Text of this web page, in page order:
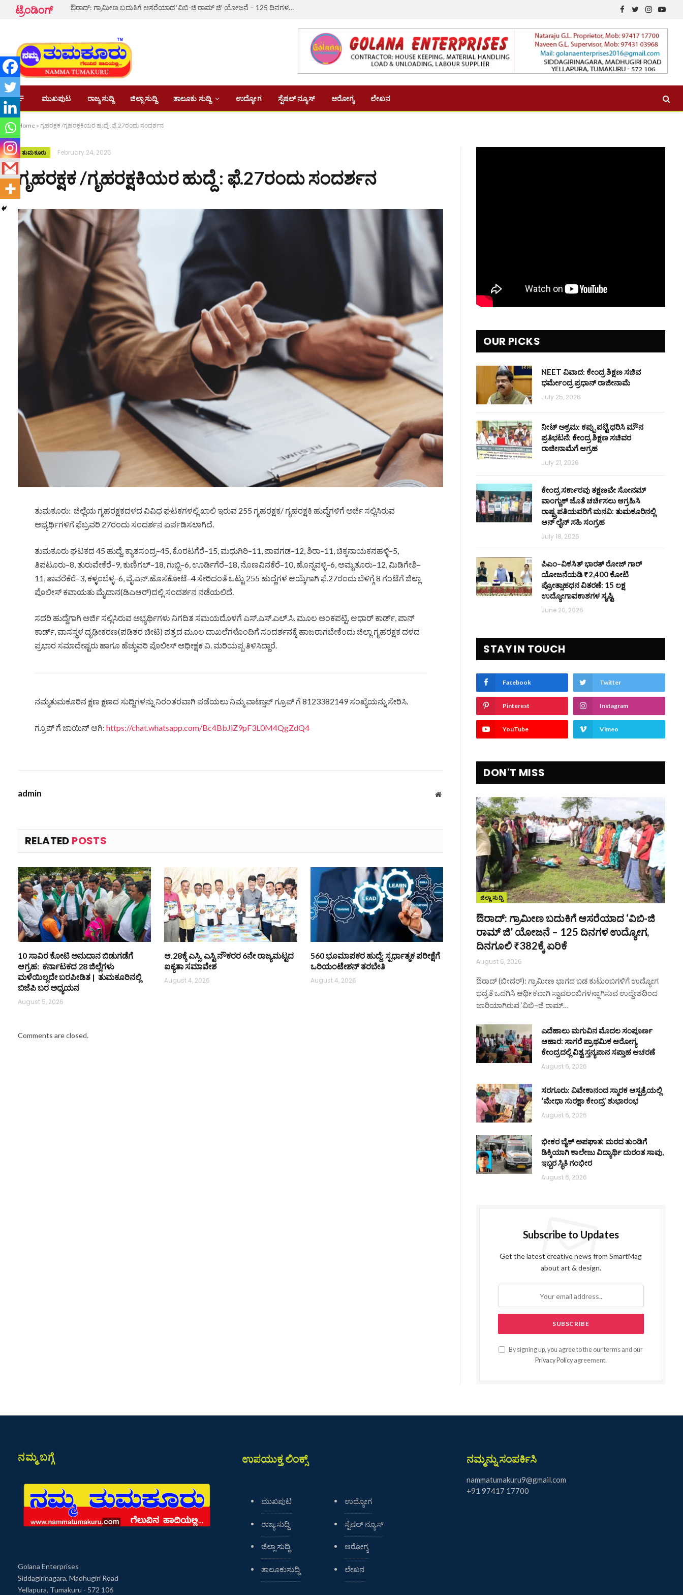
ಟ್ರೆಂಡಿಂಗ್ ಔರಾದ್: ಗ್ರಾಮೀಣ ಬದುಕಿಗೆ ಆಸರೆಯಾದ ‘ವಿಬಿ-ಜಿ ರಾಮ್ ಜಿ’ ಯೋಜನೆ – 125 ದಿನಗಳ ಉದ್ಯೋಗ, ದಿನಗೂಲಿ ₹382ಕ್ಕೆ ಏರಿಕೆ
Facebook
TwitterInstagram
ಮುಖಪುಟ ರಾಜ್ಯ ಸುದ್ದಿ ಜಿಲ್ಲಾ ಸುದ್ದಿ ತಾಲೂಕು ಸುದ್ದಿ ಉದ್ಯೋಗ ಸ್ಪೆಷಲ್ ನ್ಯೂಸ್ ಆರೋಗ್ಯ ಲೇಖನ
Home » ಗೃಹರಕ್ಷಕ /ಗೃಹರಕ್ಷಕಿಯರ ಹುದ್ದೆ : ಫೆ.27ರಂದು ಸಂದರ್ಶನ
ತುಮಕೂರು February 24, 2025
ಗೃಹರಕ್ಷಕ /ಗೃಹರಕ್ಷಕಿಯರ ಹುದ್ದೆ : ಫೆ.27ರಂದು ಸಂದರ್ಶನ
ತುಮಕೂರು: ಜಿಲ್ಲೆಯ ಗೃಹರಕ್ಷಕದಳದ ವಿವಿಧ ಘಟಕಗಳಲ್ಲಿ ಖಾಲಿ ಇರುವ 255 ಗೃಹರಕ್ಷಕ/ ಗೃಹರಕ್ಷಕಿ ಹುದ್ದೆಗಳಿಗೆ ಅರ್ಜಿ ಸಲ್ಲಿಸಿರುವ
ಅಭ್ಯರ್ಥಿಗಳಿಗೆ ಫೆಬ್ರವರಿ 27ರಂದು ಸಂದರ್ಶನ ಏರ್ಪಡಿಸಲಾಗಿದೆ.
ತುಮಕೂರು ಘಟಕದ 45 ಹುದ್ದೆ, ಕ್ಯಾತಸಂದ್ರ–45, ಕೊರಟಗೆರೆ–15, ಮಧುಗಿರಿ–11, ಪಾವಗಡ–12, ಶಿರಾ–11, ಚಿಕ್ಕನಾಯಕನಹಳ್ಳಿ–5,
ತಿಪಟೂರು–8, ತುರುವೇಕೆರೆ–9, ಕುಣಿಗಲ್–18, ಗುಬ್ಬಿ–6, ಊರ್ಡಿಗೆರೆ–18, ನೊಣವಿನಕೆರೆ–10, ಹೊನ್ನವಳ್ಳಿ–6, ಅಮೃತೂರು–12, ಮಿಡಿಗೇಶಿ–
11, ತಾವರೆಕೆರೆ–3, ಕಳ್ಳಂಬೆಳ್ಳ–6, ವೈ.ಎನ್.ಹೊಸಕೋಟೆ–4 ಸೇರಿದಂತೆ ಒಟ್ಟು 255 ಹುದ್ದೆಗಳ ಆಯ್ಕೆಗಾಗಿ ಫೆ.27ರಂದು ಬೆಳಿಗ್ಗೆ 8 ಗಂಟೆಗೆ ಜಿಲ್ಲಾ
ಪೊಲೀಸ್ ಕವಾಯತು ಮೈದಾನ(ಡಿಎಆರ್)ದಲ್ಲಿ ಸಂದರ್ಶನ ನಡೆಯಲಿದೆ.
ಸದರಿ ಹುದ್ದೆಗಾಗಿ ಅರ್ಜಿ ಸಲ್ಲಿಸಿರುವ ಅಭ್ಯರ್ಥಿಗಳು ನಿಗದಿತ ಸಮಯದೊಳಗೆ ಎಸ್.ಎಸ್.ಎಲ್.ಸಿ. ಮೂಲ ಅಂಕಪಟ್ಟಿ, ಆಧಾರ್ ಕಾರ್ಡ್, ಪಾನ್
ಕಾರ್ಡ್, ವಾಸಸ್ಥಳ ದೃಢೀಕರಣ(ಪಡಿತರ ಚೀಟಿ) ಪತ್ರದ ಮೂಲ ದಾಖಲೆಗಳೊಂದಿಗೆ ಸಂದರ್ಶನಕ್ಕೆ ಹಾಜರಾಗಬೇಕೆಂದು ಜಿಲ್ಲಾ ಗೃಹರಕ್ಷಕ ದಳದ
ಪ್ರಭಾರ ಸಮಾದೇಷ್ಟರು ಹಾಗೂ ಹೆಚ್ಚುವರಿ ಪೊಲೀಸ್ ಅಧೀಕ್ಷಕ ವಿ. ಮರಿಯಪ್ಪ ತಿಳಿಸಿದ್ದಾರೆ.
ನಮ್ಮತುಮಕೂರಿನ ಕ್ಷಣ ಕ್ಷಣದ ಸುದ್ದಿಗಳನ್ನು ನಿರಂತರವಾಗಿ ಪಡೆಯಲು ನಿಮ್ಮ ವಾಟ್ಸಾಪ್ ಗ್ರೂಪ್ ಗೆ 8123382149 ಸಂಖ್ಯೆಯನ್ನು ಸೇರಿಸಿ.
ಗ್ರೂಪ್ ಗೆ ಜಾಯಿನ್ ಆಗಿ: https://chat.whatsapp.com/Bc4BbJiZ9pF3L0M4QgZdQ4
admin Website
RELATED POSTS
10 ಸಾವಿರ ಕೋಟಿ ಅನುದಾನ ಬಿಡುಗಡೆಗೆ
ಆಗ್ರಹ: ಕರ್ನಾಟಕದ 28 ಜಿಲ್ಲೆಗಳು
ಮಳೆಯಿಲ್ಲದೇ ಬರಪೀಡಿತ | ತುಮಕೂರಿನಲ್ಲಿ
ಬಿಜೆಪಿ ಬರ ಅಧ್ಯಯನ
August 5, 2026
ಆ.28ಕ್ಕೆ ಎಸ್ಸಿ, ಎಸ್ಟಿ ನೌಕರರ 6ನೇ ರಾಜ್ಯಮಟ್ಟದ
ಐಕ್ಯತಾ ಸಮಾವೇಶ
August 4, 2026
560 ಭೂಮಾಪಕರ ಹುದ್ದೆ: ಸ್ಪರ್ಧಾತ್ಮಕ ಪರೀಕ್ಷೆಗೆ
ಒರಿಯಂಟೇಶನ್ ತರಬೇತಿ
August 4, 2026
Comments are closed.
OUR PICKS
NEET ವಿವಾದ: ಕೇಂದ್ರ ಶಿಕ್ಷಣ ಸಚಿವ
ಧರ್ಮೇಂದ್ರ ಪ್ರಧಾನ್ ರಾಜೀನಾಮೆ
July 25, 2026
ನೀಟ್ ಅಕ್ರಮ: ಕಪ್ಪು ಪಟ್ಟಿ ಧರಿಸಿ ಮೌನ
ಪ್ರತಿಭಟನೆ: ಕೇಂದ್ರ ಶಿಕ್ಷಣ ಸಚಿವರ
ರಾಜೀನಾಮೆಗೆ ಆಗ್ರಹ
July 21, 2026
ಕೇಂದ್ರ ಸರ್ಕಾರವು ತಕ್ಷಣವೇ ಸೋನಮ್
ವಾಂಗ್ಚುಕ್ ಜೊತೆ ಚರ್ಚಿಸಲು ಆಗ್ರಹಿಸಿ
ರಾಷ್ಟ್ರಪತಿಯವರಿಗೆ ಮನವಿ: ತುಮಕೂರಿನಲ್ಲಿ
ಆನ್‌ ಲೈನ್ ಸಹಿ ಸಂಗ್ರಹ
July 18, 2026
ಪಿಎಂ–ವಿಕಸಿತ್ ಭಾರತ್ ರೋಜ್‌ ಗಾರ್
ಯೋಜನೆಯಡಿ ₹2,400 ಕೋಟಿ
ಪ್ರೋತ್ಸಾಹಧನ ವಿತರಣೆ: 15 ಲಕ್ಷ
ಉದ್ಯೋಗಾವಕಾಶಗಳ ಸೃಷ್ಟಿ
June 20, 2026
STAY IN TOUCH
Facebook Twitter
Pinterest Instagram
YouTube Vimeo
DON'T MISS
ಜಿಲ್ಲಾ ಸುದ್ದಿ
ಔರಾದ್: ಗ್ರಾಮೀಣ ಬದುಕಿಗೆ ಆಸರೆಯಾದ ‘ವಿಬಿ-ಜಿ
ರಾಮ್ ಜಿ’ ಯೋಜನೆ – 125 ದಿನಗಳ ಉದ್ಯೋಗ,
ದಿನಗೂಲಿ ₹382ಕ್ಕೆ ಏರಿಕೆ
August 6, 2026
ಔರಾದ್ (ಬೀದರ್): ಗ್ರಾಮೀಣ ಭಾಗದ ಬಡ ಕುಟುಂಬಗಳಿಗೆ ಉದ್ಯೋಗ
ಭದ್ರತೆ ಒದಗಿಸಿ ಆರ್ಥಿಕವಾಗಿ ಸ್ವಾವಲಂಬಿಗಳನ್ನಾಗಿಸುವ ಉದ್ದೇಶದಿಂದ
ಜಾರಿಯಾಗಿರುವ ‘ವಿಬಿ–ಜಿ ರಾಮ್…
ಎದೆಹಾಲು ಮಗುವಿನ ಮೊದಲ ಸಂಪೂರ್ಣ
ಆಹಾರ: ಸಾಗರೆ ಪ್ರಾಥಮಿಕ ಆರೋಗ್ಯ
ಕೇಂದ್ರದಲ್ಲಿ ವಿಶ್ವ ಸ್ತನ್ಯಪಾನ ಸಪ್ತಾಹ ಆಚರಣೆ
August 6, 2026
ಸರಗೂರು: ವಿವೇಕಾನಂದ ಸ್ಮಾರಕ ಆಸ್ಪತ್ರೆಯಲ್ಲಿ
‘ಮೇಧಾ ಸುರಕ್ಷಾ ಕೇಂದ್ರ’ ಶುಭಾರಂಭ
August 6, 2026
ಭೀಕರ ಬೈಕ್ ಅಪಘಾತ: ಮರದ ತುಂಡಿಗೆ
ಡಿಕ್ಕಿಯಾಗಿ ಕಾಲೇಜು ವಿದ್ಯಾರ್ಥಿ ದುರಂತ ಸಾವು,
ಇಬ್ಬರ ಸ್ಥಿತಿ ಗಂಭೀರ
August 6, 2026
Subscribe to Updates
Get the latest creative news from SmartMag
about art & design.
By signing up, you agree to the our terms and our
Privacy Policyagreement.
ನಮ್ಮ ಬಗ್ಗೆ
Golana Enterprises
Siddagirinagara, Madhugiri Road
Yellapura, Tumakuru - 572 106
ಉಪಯುಕ್ತ ಲಿಂಕ್ಸ್
ಮುಖಪುಟ
ರಾಜ್ಯ ಸುದ್ದಿ
ಜಿಲ್ಲಾ ಸುದ್ದಿ
ತಾಲೂಕುಸುದ್ದಿ
ಉದ್ಯೋಗ
ಸ್ಪೆಷಲ್ ನ್ಯೂಸ್
ಆರೋಗ್ಯ
ಲೇಖನ
ನಮ್ಮನ್ನು ಸಂಪರ್ಕಿಸಿ
nammatumakuru9@gmail.com
+91 97417 17700